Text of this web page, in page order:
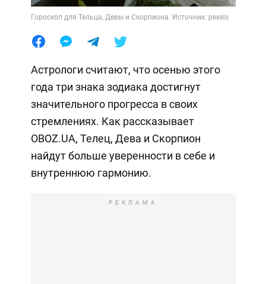
Гороскоп для Тельца, Девы и Скорпиона. Источник: pexels
Астрологи считают, что осенью этого
года три знака зодиака достигнут
значительного прогресса в своих
стремлениях. Как рассказывает
OBOZ.UA, Телец, Дева и Скорпион
найдут больше уверенности в себе и
внутреннюю гармонию.
РЕКЛАМА